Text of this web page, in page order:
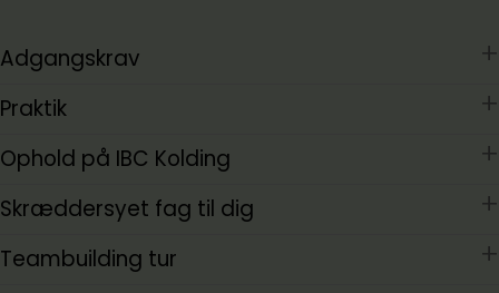
Adgangskrav
Praktik
Ophold på IBC Kolding
Skræddersyet fag til dig
Teambuilding tur